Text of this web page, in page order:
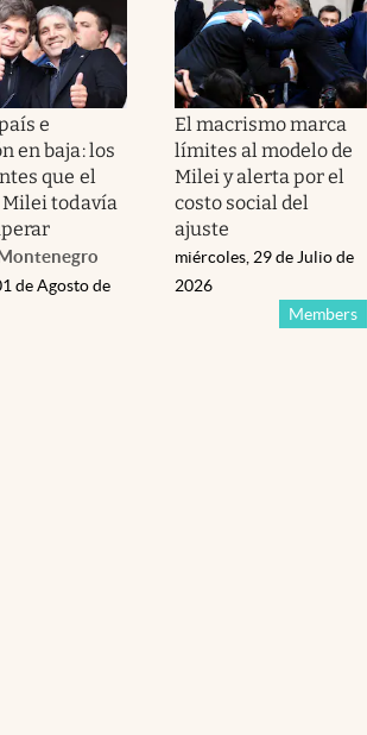
e
en baja: los
que el
todavía
de Agosto de
El macrismo marca
límites al modelo de
Milei y alerta por el
costo social del
ajuste
Members
miércoles, 29 de Julio de
2026